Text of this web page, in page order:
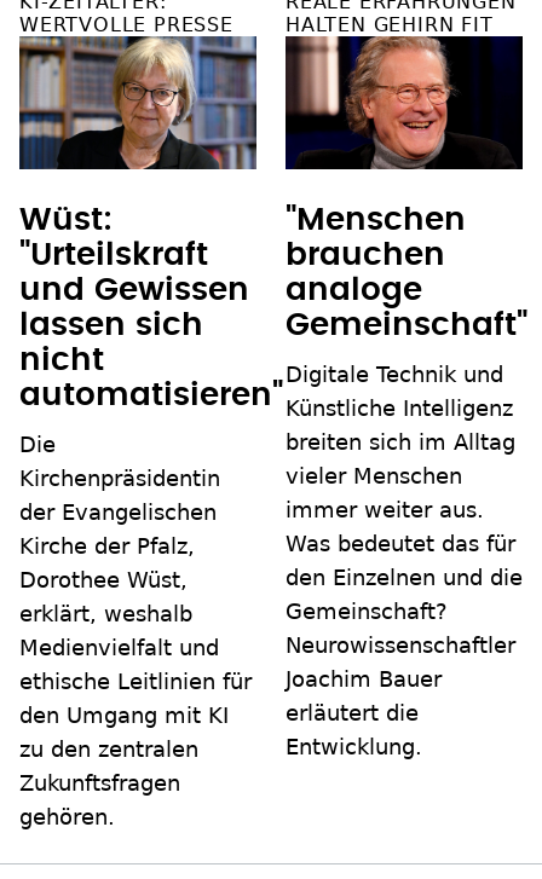
WERTVOLLE PRESSE
Wüst:
"Urteilskraft
und Gewissen
lassen sich
nicht
automatisieren"
Die
Kirchenpräsidentin
der Evangelischen
Kirche der Pfalz,
Dorothee Wüst,
erklärt, weshalb
Medienvielfalt und
ethische Leitlinien für
den Umgang mit KI
zu den zentralen
Zukunftsfragen
gehören.
HALTEN GEHIRN FIT
"Menschen
brauchen
analoge
Gemeinschaft"
Digitale Technik und
Künstliche Intelligenz
breiten sich im Alltag
vieler Menschen
immer weiter aus.
Was bedeutet das für
den Einzelnen und die
Gemeinschaft?
Neurowissenschaftler
Joachim Bauer
erläutert die
Entwicklung.